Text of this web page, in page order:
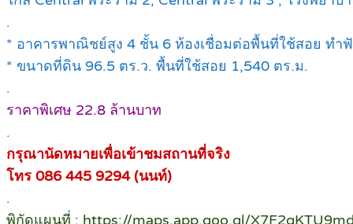
.
* อาคารพาณิชย์สูง 4 ชั้น 6 ห้องเชื่อมต่อพื้นที่ใช้สอย ทำ
* ขนาดที่ดิน 96.5 ตร.ว. พื้นที่ใช้สอย 1,540 ตร.ม.
.
ราคาพิเศษ 22.8 ล้านบาท
.
กรุณานัดหมายเพื่อเข้าชมสถานที่จริง
โทร 086 445 9294 (นนท์)
.
พิกัดแผนที่ : https://maps.app.goo.gl/